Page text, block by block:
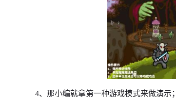
4、那小编就拿第一种游戏模式来做演示；